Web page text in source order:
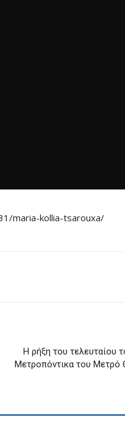
maria-kollia-tsarouxa/
H ρήξη του τελευταίου
Μετροπόντικα του Μετρό